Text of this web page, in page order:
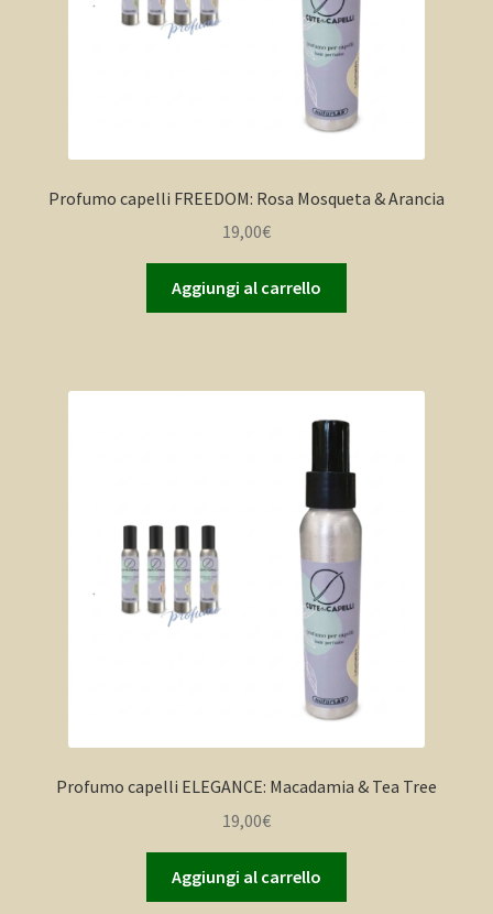
Profumo capelli FREEDOM: Rosa Mosqueta & Arancia
19,00€
Aggiungi al carrello
Profumo capelli ELEGANCE: Macadamia & Tea Tree
19,00€
Aggiungi al carrello